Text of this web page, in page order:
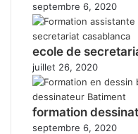
septembre 6, 2020
ecole de
juillet 26, 2020
formation
septembre 6, 2020